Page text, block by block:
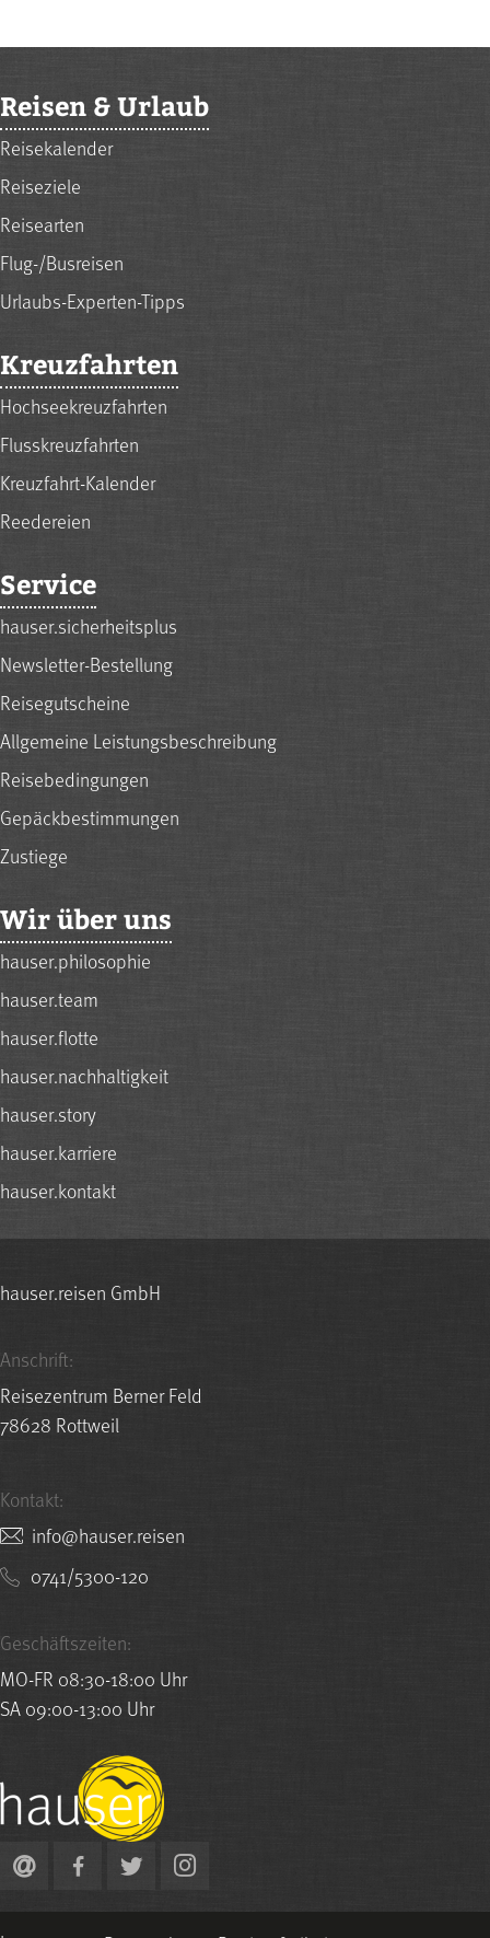
Reisen & Urlaub
Reisekalender
Reiseziele
Reisearten
Flug-/Busreisen
Urlaubs-Experten-Tipps
Kreuzfahrten
Hochseekreuzfahrten
Flusskreuzfahrten
Kreuzfahrt-Kalender
Reedereien
Service
hauser.sicherheitsplus
Newsletter-Bestellung
Reisegutscheine
Allgemeine Leistungsbeschreibung
Reisebedingungen
Gepäckbestimmungen
Zustiege
Wir über uns
hauser.philosophie
hauser.team
hauser.flotte
hauser.nachhaltigkeit
hauser.story
hauser.karriere
hauser.kontakt
hauser.reisen GmbH
Anschrift:
Reisezentrum Berner Feld
78628 Rottweil
Kontakt:
nesier.resuah@ofni
0741/5300-120
Geschäftszeiten:
MO-FR 08:30-18:00 Uhr
SA 09:00-13:00 Uhr